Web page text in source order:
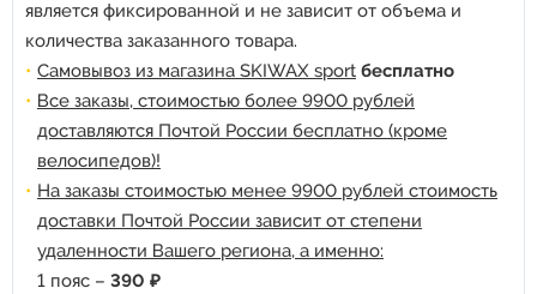
является фиксированной и не зависит от объема и
количества заказанного товара.
Самовывоз из магазина SKIWAX sport бесплатно
Все заказы, стоимостью более 9900 рублей
доставляются Почтой России бесплатно (кроме
велосипедов)!
На заказы стоимостью менее 9900 рублей стоимость
доставки Почтой России зависит от степени
удаленности Вашего региона, а именно:
1 пояс – 390 ₽